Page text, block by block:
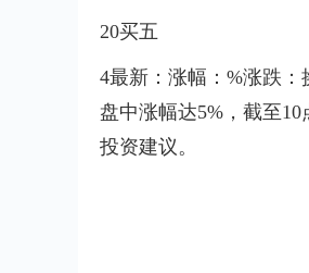
20买五
4最新：涨幅：%涨跌
盘中涨幅达5%，截至
投资建议。